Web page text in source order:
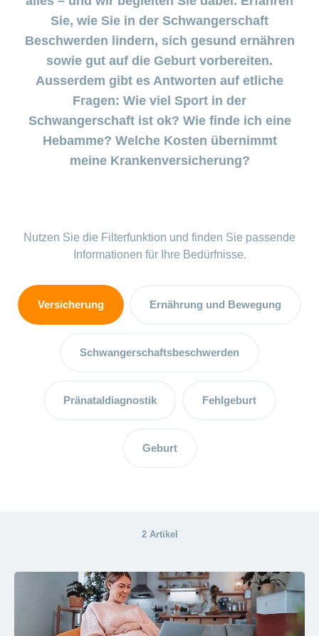
Pränataldiagnostik
Versicherung
Wenn das
Stimmungstief
anhält
Babyblues:
Was tun?
Mein
Kind
Unterstützung
für Mutter und
Stillen
–
Wochenbett
Sie, wie Sie in der Schwangerschaft
Beschwerden lindern, sich gesund ernähren
sowie gut auf die Geburt vorbereiten.
Ausserdem gibt es Antworten auf etliche
Fragen: Wie viel Sport in der
Schwangerschaft ist ok? Wie finde ich eine
Hebamme? Welche Kosten übernimmt
meine Krankenversicherung?
Nutzen Sie die Filterfunktion und finden Sie passende
Informationen für Ihre Bedürfnisse.
Versicherung Ernährung und Bewegung
Schwangerschaftsbeschwerden
Pränataldiagnostik Fehlgeburt
Geburt
2 Artikel